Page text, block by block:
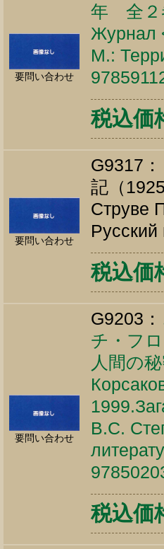
要問い合わせ
年 全２
Журнал
М.:
税込価
要問い合わせ
G9317
記（
Струве
税込価
要問い合わせ
G9203：
チ・フ
人間の
B.C.
税込価